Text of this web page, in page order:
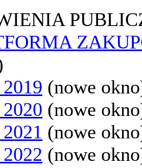
(nowe
(nowe
(nowe
(nowe